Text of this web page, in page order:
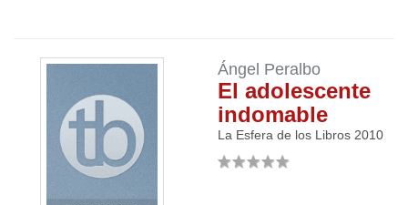
Ángel Peralbo
El adolescente
indomable
La Esfera de los Libros 2010